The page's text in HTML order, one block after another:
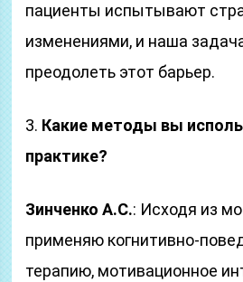
пациенты испытывают
изменениями, и наша
преодолеть этот барьер.
3. Какие методы вы
практике?
Зинченко А.С.: Исходя из
применяю когнитивно-
терапию, мотивационное